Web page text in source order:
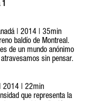
1
| 2014 | 35min
baldío de Montreal.
de un mundo anónimo
sin pensar.
2014 | 22min
que representa la